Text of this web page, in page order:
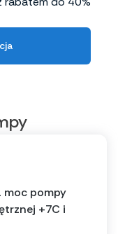
moc pompy
+7C i